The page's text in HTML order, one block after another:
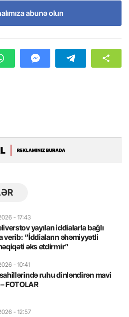
abunə olun
- 17:43
yayılan iddialarla bağlı
verib: “İddiaların əhəmiyyətli
əks etdirmir”
- 10:41
ruhu dinləndirən mavi
FOTOLAR
- 12:57